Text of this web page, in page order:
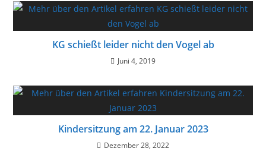
KG schießt leider nicht den Vogel ab
Juni 4, 2019
Kindersitzung am 22. Januar 2023
Dezember 28, 2022